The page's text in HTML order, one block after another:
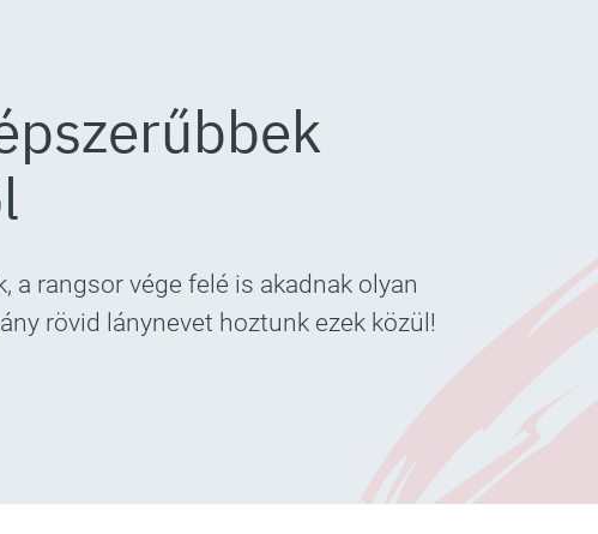
a rangsor vége felé is akadnak olyan
rövid lánynevet hoztunk ezek közül!